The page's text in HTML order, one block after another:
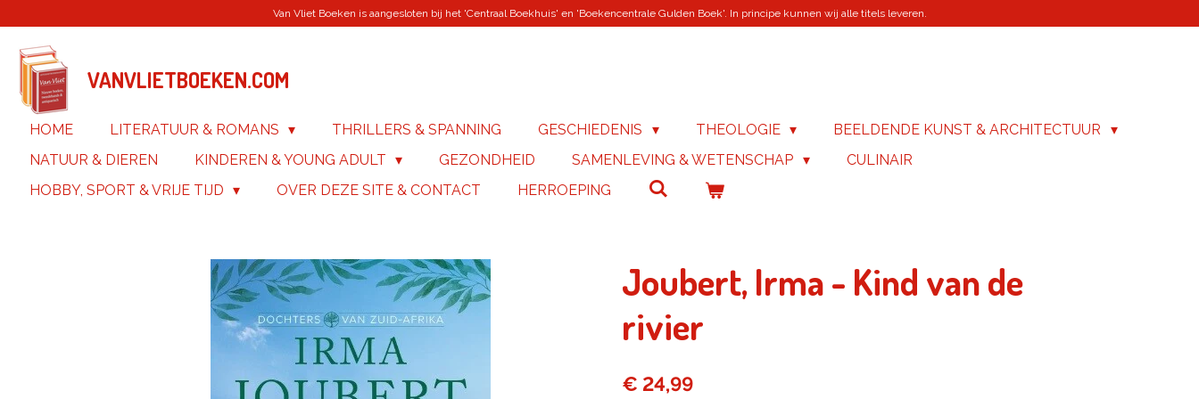
naar
hoofdinhoud
Van Vliet Boeken is aangesloten bij het 'Centraal Boekhuis' en 'Boekencentrale Gulden Boek'. In principe kunnen wij alle titels leveren.
VANVLIETBOEKEN.COM
HOME LITERATUUR & ROMANS THRILLERS & SPANNING GESCHIEDENIS THEOLOGIE
BEELDENDE KUNST & ARCHITECTUUR
NATUUR & DIEREN
KINDEREN & YOUNG ADULT GEZONDHEID SAMENLEVING & WETENSCHAP
CULINAIR
HOBBY, SPORT & VRIJE TIJD
OVER DEZE SITE & CONTACT HERROEPING
Joubert, Irma - Kind van de
rivier
€ 24,99